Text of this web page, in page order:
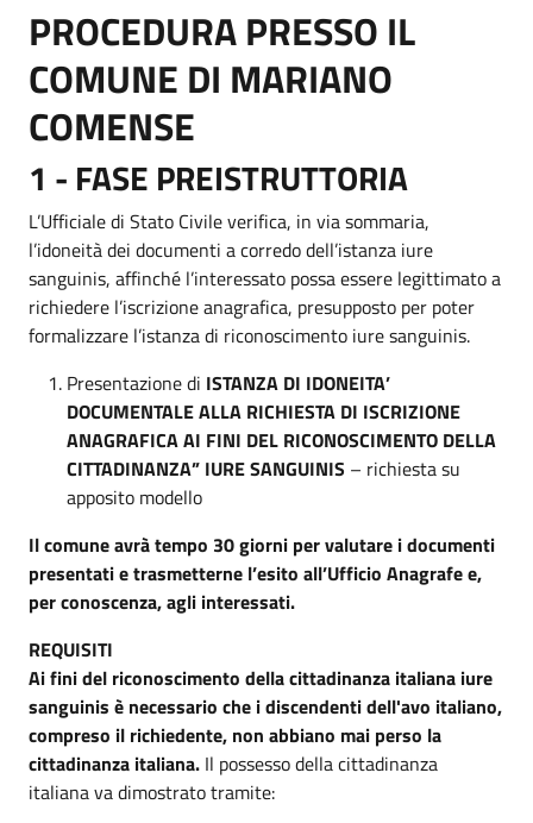
PROCEDURA PRESSO IL
COMUNE DI MARIANO
COMENSE
1 - FASE PREISTRUTTORIA
L’Ufficiale di Stato Civile verifica, in via sommaria,
l’idoneità dei documenti a corredo dell’istanza iure
sanguinis, affinché l’interessato possa essere legittimato a
richiedere l’iscrizione anagrafica, presupposto per poter
formalizzare l’istanza di riconoscimento iure sanguinis.
Presentazione di ISTANZA DI IDONEITA’
DOCUMENTALE ALLA RICHIESTA DI ISCRIZIONE
ANAGRAFICA AI FINI DEL RICONOSCIMENTO DELLA
CITTADINANZA” IURE SANGUINIS – richiesta su
apposito modello
Il comune avrà tempo 30 giorni per valutare i documenti
presentati e trasmetterne l’esito all’Ufficio Anagrafe e,
per conoscenza, agli interessati.
REQUISITI
Ai fini del riconoscimento della cittadinanza italiana iure
sanguinis è necessario che i discendenti dell'avo italiano,
compreso il richiedente, non abbiano mai perso la
cittadinanza italiana. Il possesso della cittadinanza
italiana va dimostrato tramite: